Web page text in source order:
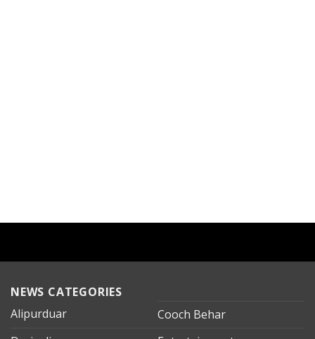
NEWS CATEGORIES
Alipurduar
Cooch Behar